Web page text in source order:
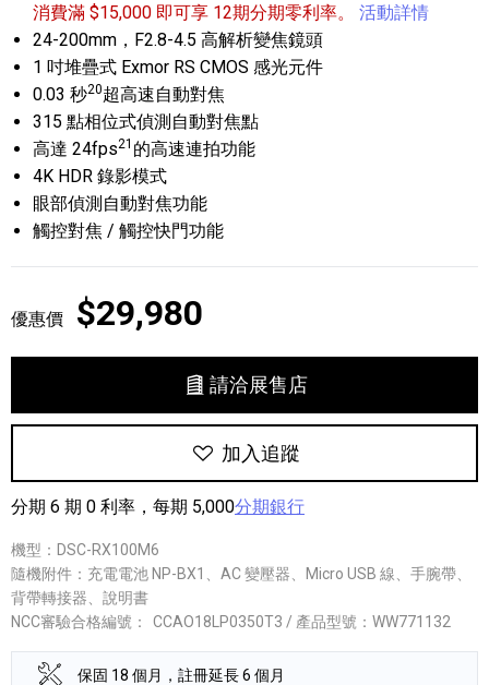
消費滿 $15,000 即可享 12期分期零利率。
活動詳情
24-200mm，F2.8-4.5 高解析變焦鏡頭
1 吋堆疊式 Exmor RS CMOS 感光元件
0.03 秒20超高速自動對焦
315 點相位式偵測自動對焦點
高達 24fps21 的高速連拍功能
4K HDR 錄影模式
眼部偵測自動對焦功能
觸控對焦 / 觸控快門功能
優惠價 $29,980
請洽展售店
加入追蹤
分期 6 期 0 利率，每期 5,000分期銀行
機型：DSC-RX100M6
隨機附件：充電電池 NP-BX1、AC 變壓器、Micro USB 線、手腕帶、
背帶轉接器、說明書
NCC審驗合格編號：
CCAO18LP0350T3 / 產品型號：WW771132
保固 18 個月，註冊延長 6 個月